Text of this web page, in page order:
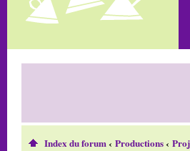
Index du forum‹ Productions‹